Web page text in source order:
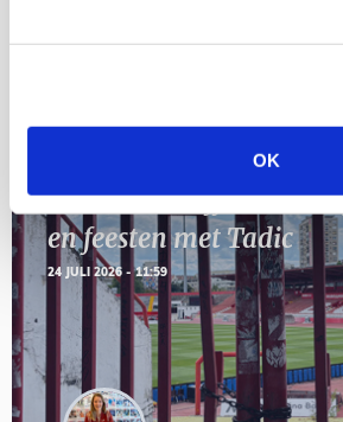
OK
Servische maffiabaas
en feesten met Tadic
24 JULI 2026 - 11:59